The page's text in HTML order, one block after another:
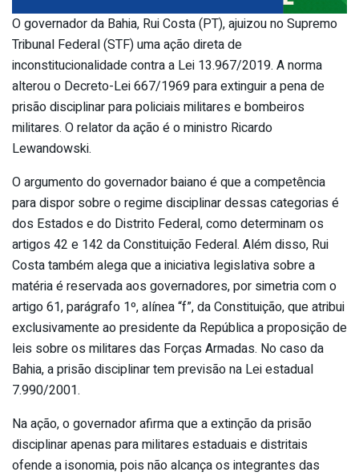
O governador da Bahia, Rui Costa (PT), ajuizou no Supremo
Tribunal Federal (STF) uma ação direta de
inconstitucionalidade contra a Lei 13.967/2019. A norma
alterou o Decreto-Lei 667/1969 para extinguir a pena de
prisão disciplinar para policiais militares e bombeiros
militares. O relator da ação é o ministro Ricardo
Lewandowski.
O argumento do governador baiano é que a competência
para dispor sobre o regime disciplinar dessas categorias é
dos Estados e do Distrito Federal, como determinam os
artigos 42 e 142 da Constituição Federal. Além disso, Rui
Costa também alega que a iniciativa legislativa sobre a
matéria é reservada aos governadores, por simetria com o
artigo 61, parágrafo 1º, alínea “f”, da Constituição, que atribui
exclusivamente ao presidente da República a proposição de
leis sobre os militares das Forças Armadas. No caso da
Bahia, a prisão disciplinar tem previsão na Lei estadual
7.990/2001.
Na ação, o governador afirma que a extinção da prisão
disciplinar apenas para militares estaduais e distritais
ofende a isonomia, pois não alcança os integrantes das